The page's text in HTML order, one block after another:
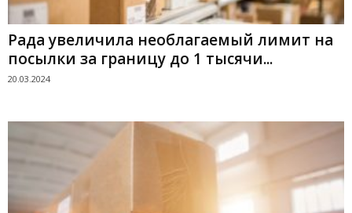
Рада увеличила необлагаемый лимит на
посылки за границу до 1 тысячи...
20.03.2024